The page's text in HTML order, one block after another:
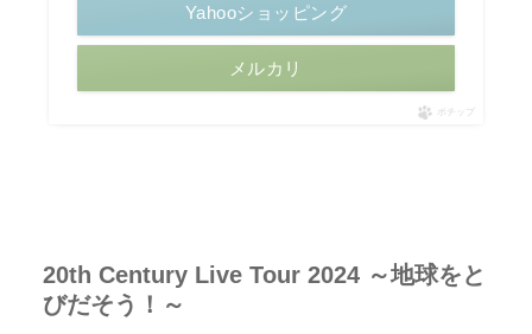
Yahooショッピング
メルカリ
ポチップ
20th Century Live Tour 2024 ～地球をと
びだそう！～